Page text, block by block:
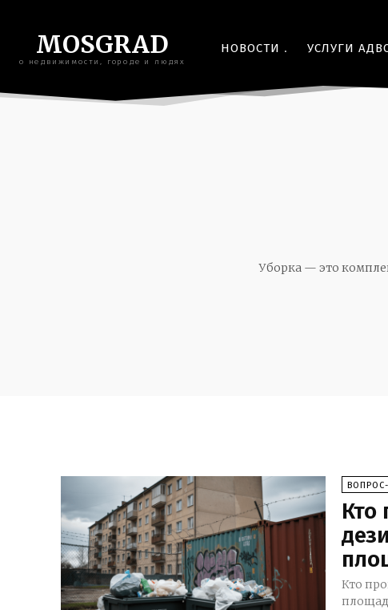
MOSGRAD
о недвижимости, городе и людях
НОВОСТИ УСЛУГИ
Уборка — это
Кто
Кто
площадки? В случае, если